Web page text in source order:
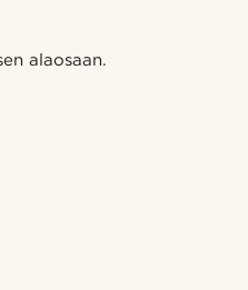
alaosaan.